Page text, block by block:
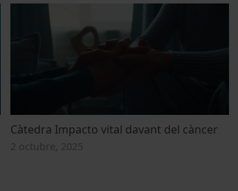
Càtedra Impacto vital davant del càncer
2 octubre, 2025